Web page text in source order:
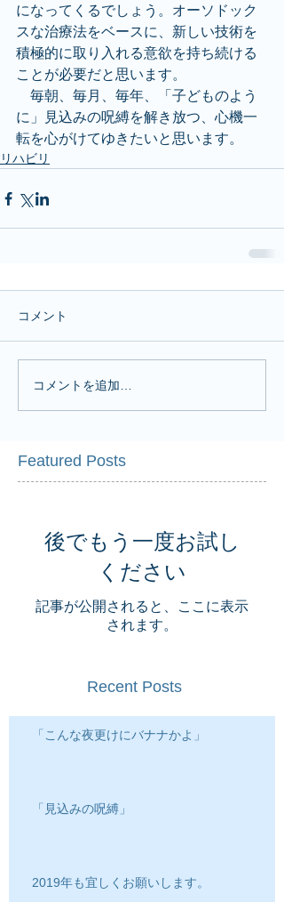
になってくるでしょう。オーソドック
スな治療法をベースに、新しい技術を
積極的に取り入れる意欲を持ち続ける
ことが必要だと思います。
毎朝、毎月、毎年、「子どものよう
に」見込みの呪縛を解き放つ、心機一
転を心がけてゆきたいと思います。
リハビリ
コメント
コメントを追加…
Featured Posts
後でもう一度お試し
ください
記事が公開されると、ここに表示
されます。
Recent Posts
「こんな夜更けにバナナかよ」
「見込みの呪縛」
2019年も宜しくお願いします。